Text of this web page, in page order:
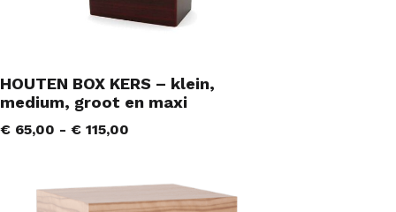
HOUTEN BOX KERS – klein,
medium, groot en maxi
€ 65,00 - € 115,00